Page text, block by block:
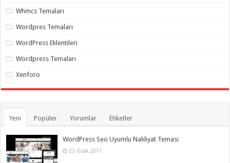
Whmcs Temaları
Wordpres Temaları
WordPress Eklentileri
Wordpress Temaları
Xenforo
Yeni Popüler Yorumlar Etiketler
WordPress Seo Uyumlu Nakliyat Teması
23 Ocak 2017